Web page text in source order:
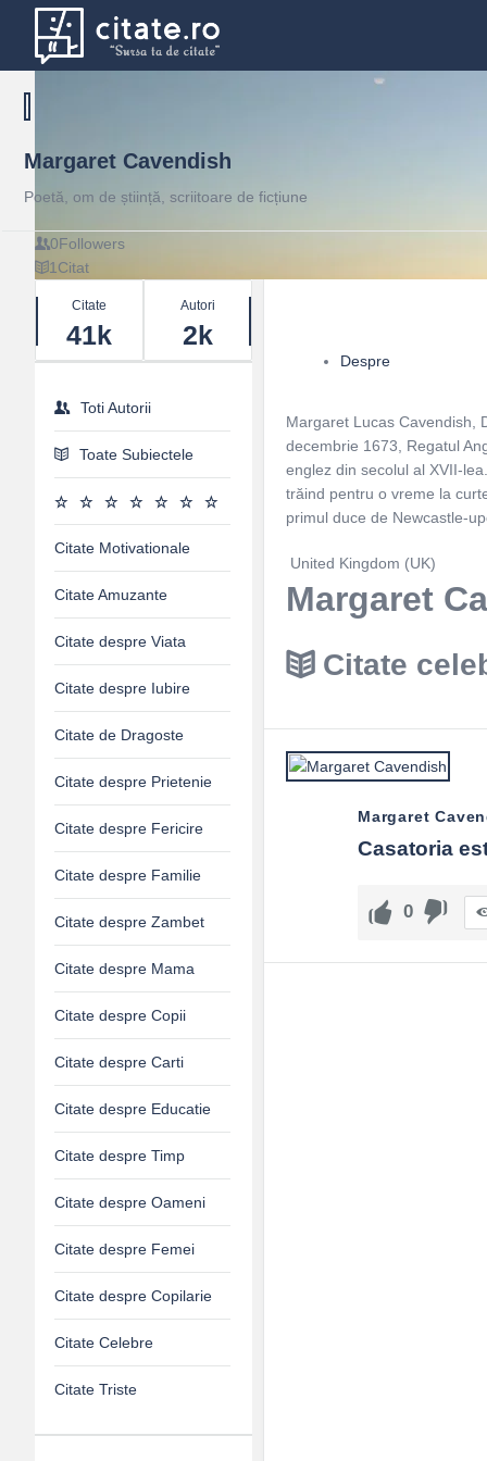
Margaret Cavendish
Poetă, om de știință, scriitoare de ficțiune
0Followers
1 Citat
Despre
Margaret Lucas Cavendish,
decembrie 1673, Regatul
englez din secolul al XVII-
trăind pentru o vreme la
primul duce de Newcastle-
United Kingdom (UK)
Margaret
Citate
Margaret
Casatoria
0
Stats
Citate
41k
Autori
2k
Toti Autorii
Toate Subiectele
Citate Motivationale
Citate Amuzante
Citate despre Viata
Citate despre Iubire
Citate de Dragoste
Citate despre Prietenie
Citate despre Fericire
Citate despre Familie
Citate despre Zambet
Citate despre Mama
Citate despre Copii
Citate despre Carti
Citate despre Educatie
Citate despre Timp
Citate despre Oameni
Citate despre Femei
Citate despre Copilarie
Citate Celebre
Citate Triste